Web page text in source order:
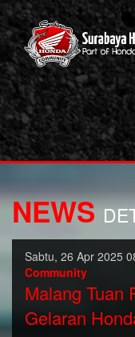
NEWS
Sabtu, 26 Apr 2025
Community
Malang Tuan
Gelaran